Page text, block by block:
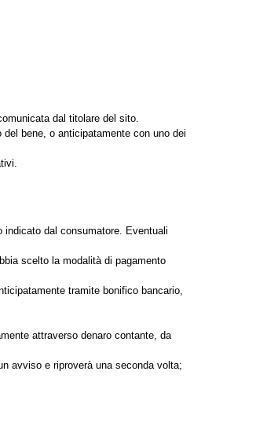
dal titolare del sito.
bene, o anticipatamente con uno dei
indicato dal consumatore. Eventuali
scelto la modalità di pagamento
tramite bonifico bancario,
attraverso denaro contante, da
avviso e riproverà una seconda volta;